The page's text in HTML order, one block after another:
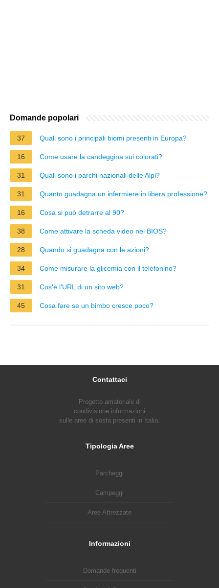
Domande popolari
37 Quali sono i principali biomi presenti in Europa?
16 Come usare la candeggina sui colorati?
31 Quali sono i parchi nazionali delle Alpi?
31 Quanto guadagna un infermiere in libera professione?
16 Cosa si può detrarre al 90?
38 Come attivare la scheda video nel BIOS?
28 Quando si guadagna con le azioni?
34 Come misurare la glicemia con il telefonino?
31 Cos'è l'URL di un sito web?
45 Cosa fare se un bimbo cresce poco?
Contattaci
Progetto amatoriale di
condivisione informazioni
sulle aree di sosta presenti in Italia.
Tipologia Aree
Parcheggi
Campeggi
Aree Attrezzate
Informazioni
Domande frequenti